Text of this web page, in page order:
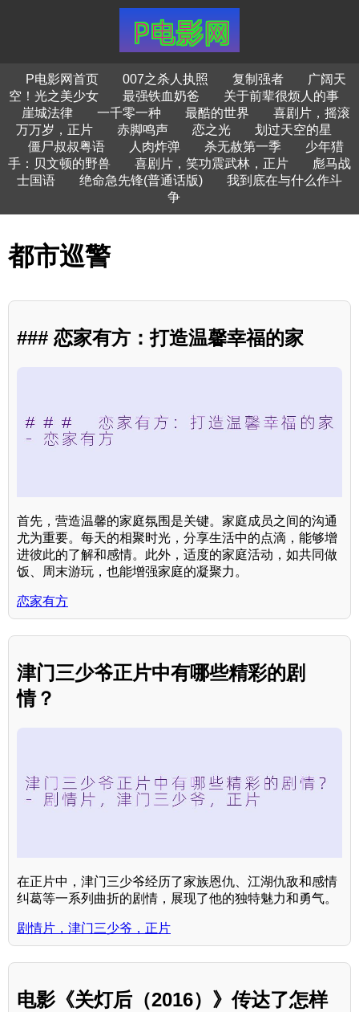
P电影网首页 007之杀人执照 复制强者
广阔天
空！光之美少女
最强铁血奶爸
关于前辈很烦人的事
崖城法律
一千零一种 最酷的世界
喜剧片，摇滚
万万岁，正片
赤脚鸣声 恋之光
划过天空的星
僵尸叔叔粤语
人肉炸弹 杀无赦第一季
少年猎
手：贝文顿的野兽
喜剧片，笑功震武林，正片
彪马战
士国语
绝命急先锋(普通话版)
我到底在与什么作斗
争
都市巡警
### 恋家有方：打造温馨幸福的家
首先，营造温馨的家庭氛围是关键。家庭成员之间的沟通
尤为重要。每天的相聚时光，分享生活中的点滴，能够增
进彼此的了解和感情。此外，适度的家庭活动，如共同做
饭、周末游玩，也能增强家庭的凝聚力。
恋家有方
津门三少爷正片中有哪些精彩的剧
情？
在正片中，津门三少爷经历了家族恩仇、江湖仇敌和感情
纠葛等一系列曲折的剧情，展现了他的独特魅力和勇气。
剧情片，津门三少爷，正片
电影《关灯后（2016）》传达了怎样